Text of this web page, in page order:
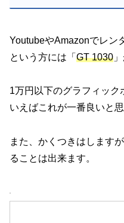
YoutubeやAmazonでレン
という方には「 GT 1030
1万円以下のグラフィック
いえばこれが一番良いと思
また、かくつきはします
ることは出来ます。